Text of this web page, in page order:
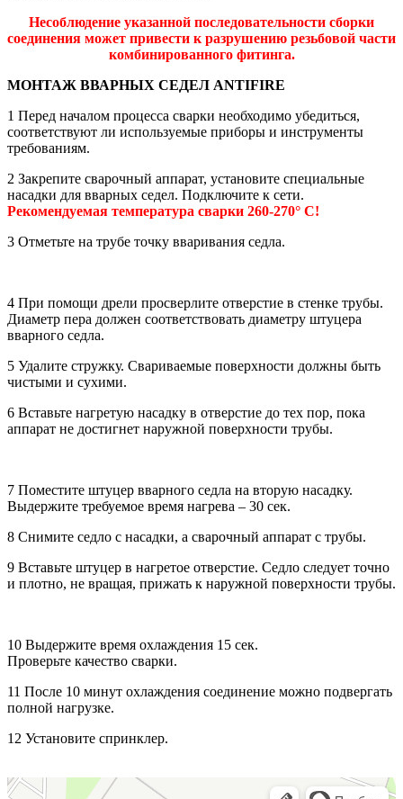
Несоблюдение указанной последовательности сборки
соединения может привести к разрушению резьбовой части
комбинированного фитинга.
МОНТАЖ ВВАРНЫХ СЕДЕЛ ANTIFIRE
1 Перед началом процесса сварки необходимо убедиться,
соответствуют ли используемые приборы и инструменты
требованиям.
2 Закрепите сварочный аппарат, установите специальные
насадки для вварных седел. Подключите к сети.
Рекомендуемая температура сварки 260-270° С!
3 Отметьте на трубе точку вваривания седла.
4 При помощи дрели просверлите отверстие в стенке трубы.
Диаметр пера должен соответствовать диаметру штуцера
вварного седла.
5 Удалите стружку. Свариваемые поверхности должны быть
чистыми и сухими.
6 Вставьте нагретую насадку в отверстие до тех пор, пока
аппарат не достигнет наружной поверхности трубы.
7 Поместите штуцер вварного седла на вторую насадку.
Выдержите требуемое время нагрева – 30 сек.
8 Снимите седло с насадки, а сварочный аппарат с трубы.
9 Вставьте штуцер в нагретое отверстие. Седло следует точно
и плотно, не вращая, прижать к наружной поверхности трубы.
10 Выдержите время охлаждения 15 сек.
Проверьте качество сварки.
11 После 10 минут охлаждения соединение можно подвергать
полной нагрузке.
12 Установите спринклер.